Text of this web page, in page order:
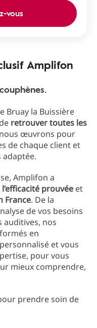
vous
Amplifon
Bruay la Buissière
retrouver toutes les
œuvrons pour
de chaque client et
Amplifon a
prouvée et
France. De la
de vos besoins
auditives, nos
en
et vous
pour vous
mieux comprendre,
prendre soin de